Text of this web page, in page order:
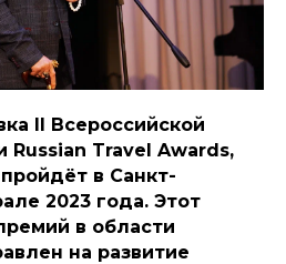
II Всероссийской
Russian Travel Awards,
в Санкт-
2023 года. Этот
в области
на развитие